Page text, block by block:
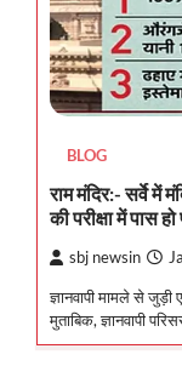
BLOG
राम मंदिर:- सर्वे में
की परीक्षा में पास
sbj newsin
ज्ञानवापी मामले से
मुताबिक, ज्ञानवापी